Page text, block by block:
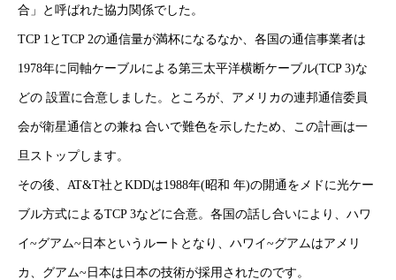
合」と呼ばれた協力関係でした。
TCP 1とTCP 2の通信量が満杯になるなか、各国の通信事業者は
1978年に同軸ケーブルによる第三太平洋横断ケーブル(TCP 3)な
どの 設置に合意しました。ところが、アメリカの連邦通信委員
会が衛星通信との兼ね 合いで難色を示したため、この計画は一
旦ストップします。
その後、AT&T社とKDDは1988年(昭和 年)の開通をメドに光ケー
ブル方式によるTCP 3などに合意。各国の話し合いにより、ハワ
イ~グアム~日本というルートとなり、ハワイ~グアムはアメリ
カ、グアム~日本は日本の技術が採用されたのです。